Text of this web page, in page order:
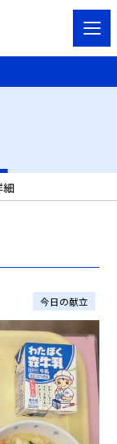
細
今日の献立